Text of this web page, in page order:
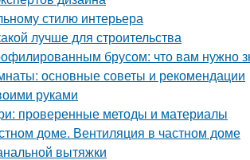
стилю интерьера
лучше для строительства
брусом: что вам нужно
основные советы и рекомендации
руками
проверенные методы и материалы
доме. Вентиляция в частном доме
вытяжки